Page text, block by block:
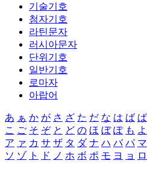
기술기호
첨자기호
라틴문자
러시아문자
단위기호
일반기호
로마자
아랍어
あ ぁ か が さ ざ た だ な は ば ぱ
こ ご そ ぞ と ど の ほ ぼ ぽ も よ
ア ァ カ サ ザ タ ダ ナ ハ バ パ マ
ソ ゾ ト ド ノ ホ ボ ポ モ ヨ ョ ロ